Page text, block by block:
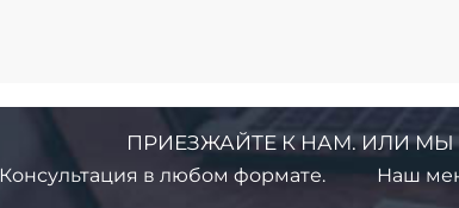
ПРИЕЗЖАЙТЕ К НАМ. ИЛИ МЫ
Консультация в любом формате. Наш